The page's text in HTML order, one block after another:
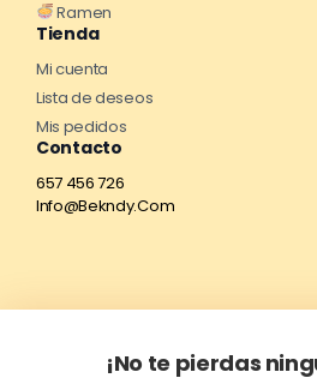
Ramen
Tienda
Mi cuenta
Lista de deseos
Mis pedidos
Contacto
657 456 726
Info@Bekndy.Com
¡No te pierdas